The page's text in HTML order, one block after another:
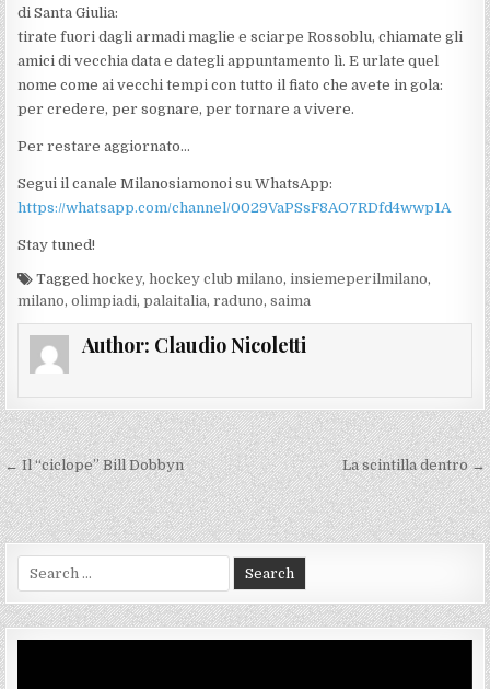
di Santa Giulia:
tirate fuori dagli armadi maglie e sciarpe Rossoblu, chiamate gli
amici di vecchia data e dategli appuntamento lì. E urlate quel
nome come ai vecchi tempi con tutto il fiato che avete in gola:
per credere, per sognare, per tornare a vivere.
Per restare aggiornato…
Segui il canale Milanosiamonoi su WhatsApp:
https://whatsapp.com/channel/0029VaPSsF8AO7RDfd4wwp1A
Stay tuned!
Taggedhockey,hockey club milano,insiemeperilmilano,
milano,olimpiadi,palaitalia,raduno,saima
Author: Claudio Nicoletti
Navigazione
articoli
← Il “ciclope” Bill Dobbyn La scintilla dentro →
Search
for: